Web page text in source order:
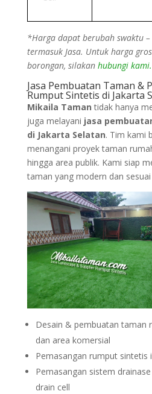
*Harga dapat berubah swaktu
termasuk Jasa. Untuk harga
borongan, silakan hubungi kami.
Jasa Pembuatan Taman &
Rumput Sintetis di Jakarta
Mikaila Taman tidak hanya
juga melayani jasa
di Jakarta Selatan. Tim kami
menangani proyek taman
hingga area publik. Kami siap
taman yang modern dan
Desain & pembuatan taman
dan area komersial
Pemasangan rumput
Pemasangan sistem
drain cell